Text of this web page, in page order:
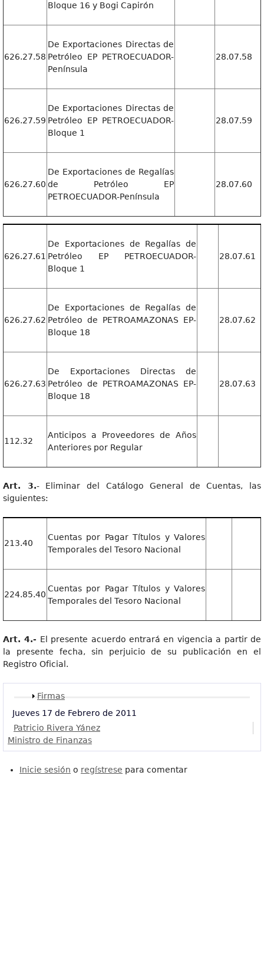
Bloque 16 y Bogi Capirón
626.27.58
De Exportaciones Directas de
Petróleo EP PETROECUADOR-
Península
28.07.58
626.27.59
De Exportaciones Directas de
Petróleo EP PETROECUADOR-
Bloque 1
28.07.59
626.27.60
De Exportaciones de Regalías
de Petróleo EP
PETROECUADOR-Península
28.07.60
626.27.61
De Exportaciones de Regalías de
Petróleo EP PETROECUADOR-
Bloque 1
28.07.61
626.27.62
De Exportaciones de Regalías de
Petróleo de PETROAMAZONAS EP-
Bloque 18
28.07.62
626.27.63
De Exportaciones Directas de
Petróleo de PETROAMAZONAS EP-
Bloque 18
28.07.63
112.32
Anticipos a Proveedores de Años
Anteriores por Regular
Art. 3.- Eliminar del Catálogo General de Cuentas, las
siguientes:
213.40
Cuentas por Pagar Títulos y Valores
Temporales del Tesoro Nacional
224.85.40
Cuentas por Pagar Títulos y Valores
Temporales del Tesoro Nacional
Art. 4.- El presente acuerdo entrará en vigencia a partir de
la presente fecha, sin perjuicio de su publicación en el
Registro Oficial.
Mostrar
Firmas
Jueves 17 de Febrero de 2011
Patricio Rivera Yánez
Ministro de Finanzas
Inicie sesión o regístrese para comentar